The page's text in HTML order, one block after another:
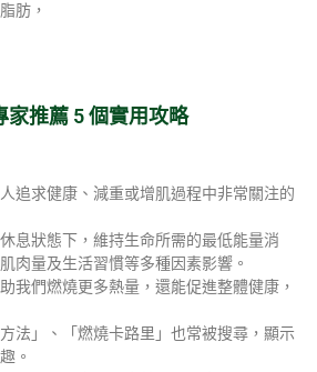
肪，
推薦 5 個實用攻略
追求健康、減重或增肌過程中非常關注的
息狀態下，維持生命所需的最低能量消
肉量及生活習慣等多種因素影響。
我們燃燒更多熱量，還能促進整體健康，
法」、「燃燒卡路里」也常被搜尋，顯示
。